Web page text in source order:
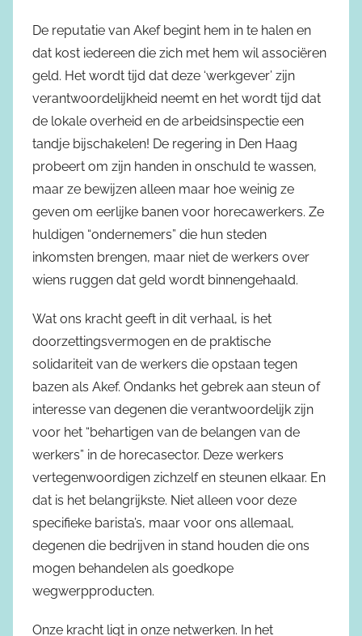
De reputatie van Akef begint hem in te halen en
dat kost iedereen die zich met hem wil associëren
geld. Het wordt tijd dat deze ‘werkgever’ zijn
verantwoordelijkheid neemt en het wordt tijd dat
de lokale overheid en de arbeidsinspectie een
tandje bijschakelen! De regering in Den Haag
probeert om zijn handen in onschuld te wassen,
maar ze bewijzen alleen maar hoe weinig ze
geven om eerlijke banen voor horecawerkers. Ze
huldigen “ondernemers” die hun steden
inkomsten brengen, maar niet de werkers over
wiens ruggen dat geld wordt binnengehaald.
Wat ons kracht geeft in dit verhaal, is het
doorzettingsvermogen en de praktische
solidariteit van de werkers die opstaan tegen
bazen als Akef. Ondanks het gebrek aan steun of
interesse van degenen die verantwoordelijk zijn
voor het “behartigen van de belangen van de
werkers” in de horecasector. Deze werkers
vertegenwoordigen zichzelf en steunen elkaar. En
dat is het belangrijkste. Niet alleen voor deze
specifieke barista’s, maar voor ons allemaal,
degenen die bedrijven in stand houden die ons
mogen behandelen als goedkope
wegwerpproducten.
Onze kracht ligt in onze netwerken. In het